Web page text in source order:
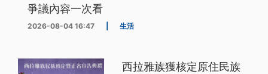
爭議內容一次看
2026-08-04 16:47 生活
西拉雅族獲核定原住民族